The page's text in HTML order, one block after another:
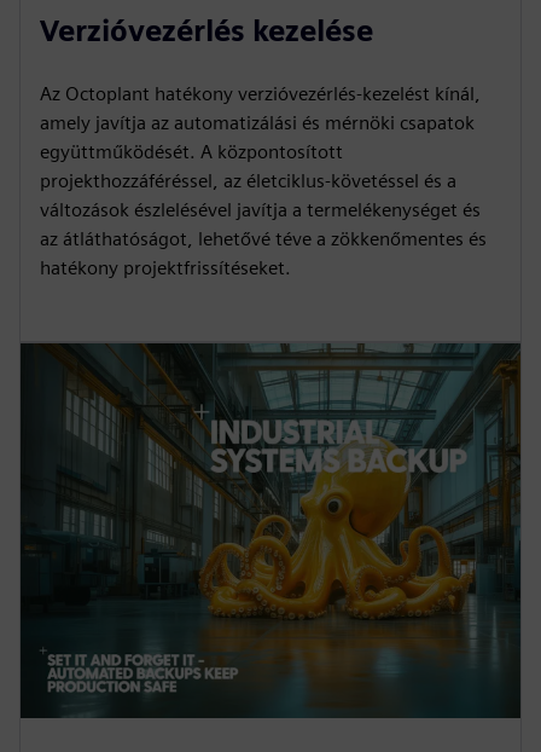
Verzióvezérlés kezelése
Az Octoplant hatékony verzióvezérlés-kezelést kínál,
amely javítja az automatizálási és mérnöki csapatok
együttműködését. A központosított
projekthozzáféréssel, az életciklus-követéssel és a
változások észlelésével javítja a termelékenységet és
az átláthatóságot, lehetővé téve a zökkenőmentes és
hatékony projektfrissítéseket.